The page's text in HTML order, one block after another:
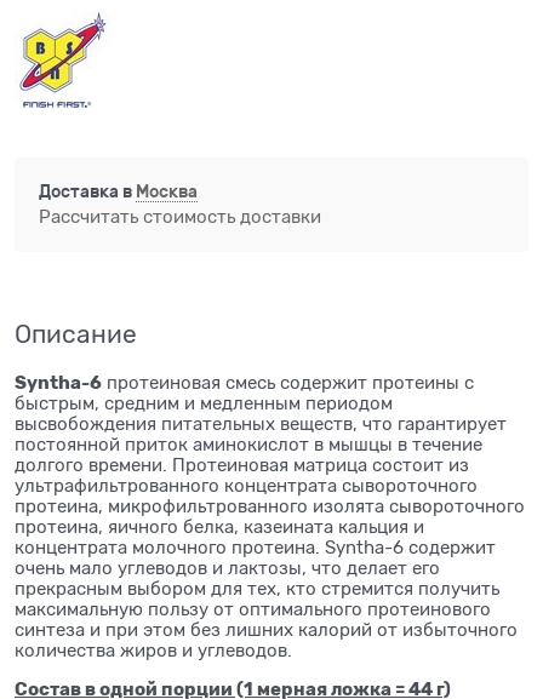
Доставка в Москва
Рассчитать стоимость доставки
Описание
Syntha-6 протеиновая смесь содержит протеины с
быстрым, средним и медленным периодом
высвобождения питательных веществ, что гарантирует
постоянной приток аминокислот в мышцы в течение
долгого времени. Протеиновая матрица состоит из
ультрафильтрованного концентрата сывороточного
протеина, микрофильтрованного изолята сывороточного
протеина, яичного белка, казеината кальция и
концентрата молочного протеина. Syntha-6 содержит
очень мало углеводов и лактозы, что делает его
прекрасным выбором для тех, кто стремится получить
максимальную пользу от оптимального протеинового
синтеза и при этом без лишних калорий от избыточного
количества жиров и углеводов.
Состав в одной порции (1 мерная ложка = 44 г)